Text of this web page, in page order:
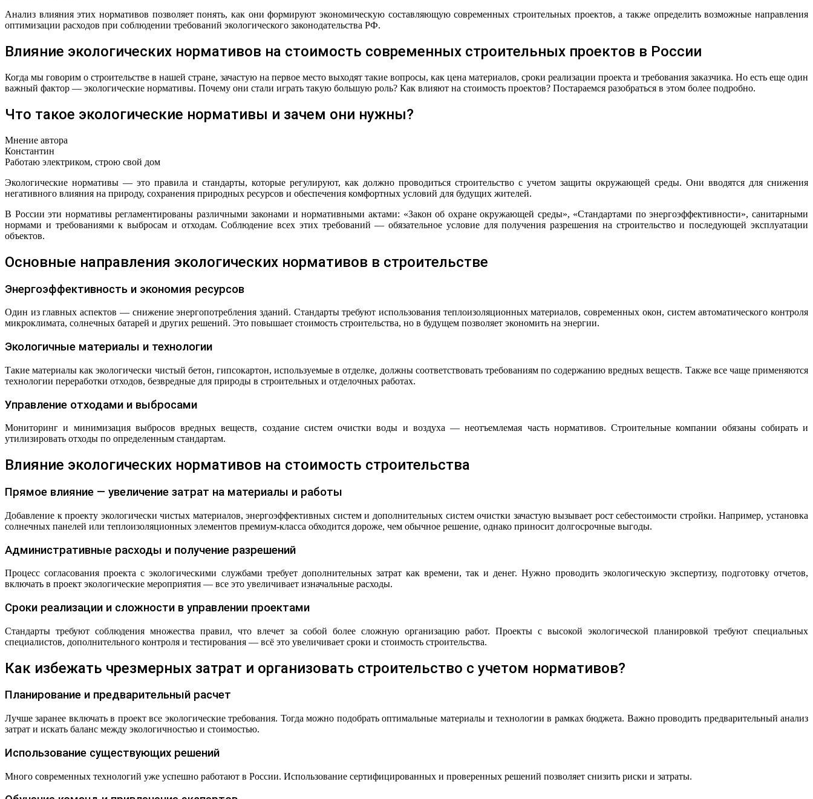
Анализ влияния этих нормативов позволяет понять, как они формируют экономическую составляющую современных строительных проектов, а также определить возможные направления
оптимизации расходов при соблюдении требований экологического законодательства РФ.
Влияние экологических нормативов на стоимость современных строительных проектов в России
Когда мы говорим о строительстве в нашей стране, зачастую на первое место выходят такие вопросы, как цена материалов, сроки реализации проекта и требования заказчика. Но есть еще один
важный фактор — экологические нормативы. Почему они стали играть такую большую роль? Как влияют на стоимость проектов? Постараемся разобраться в этом более подробно.
Что такое экологические нормативы и зачем они нужны?
Мнение автора
Константин
Работаю электриком, строю свой дом
Экологические нормативы — это правила и стандарты, которые регулируют, как должно проводиться строительство с учетом защиты окружающей среды. Они вводятся для снижения
негативного влияния на природу, сохранения природных ресурсов и обеспечения комфортных условий для будущих жителей.
В России эти нормативы регламентированы различными законами и нормативными актами: «Закон об охране окружающей среды», «Стандартами по энергоэффективности», санитарными
нормами и требованиями к выбросам и отходам. Соблюдение всех этих требований — обязательное условие для получения разрешения на строительство и последующей эксплуатации
объектов.
Основные направления экологических нормативов в строительстве
Энергоэффективность и экономия ресурсов
Один из главных аспектов — снижение энергопотребления зданий. Стандарты требуют использования теплоизоляционных материалов, современных окон, систем автоматического контроля
микроклимата, солнечных батарей и других решений. Это повышает стоимость строительства, но в будущем позволяет экономить на энергии.
Экологичные материалы и технологии
Такие материалы как экологически чистый бетон, гипсокартон, используемые в отделке, должны соответствовать требованиям по содержанию вредных веществ. Также все чаще применяются
технологии переработки отходов, безвредные для природы в строительных и отделочных работах.
Управление отходами и выбросами
Мониторинг и минимизация выбросов вредных веществ, создание систем очистки воды и воздуха — неотъемлемая часть нормативов. Строительные компании обязаны собирать и
утилизировать отходы по определенным стандартам.
Влияние экологических нормативов на стоимость строительства
Прямое влияние — увеличение затрат на материалы и работы
Добавление к проекту экологически чистых материалов, энергоэффективных систем и дополнительных систем очистки зачастую вызывает рост себестоимости стройки. Например, установка
солнечных панелей или теплоизоляционных элементов премиум-класса обходится дороже, чем обычное решение, однако приносит долгосрочные выгоды.
Административные расходы и получение разрешений
Процесс согласования проекта с экологическими службами требует дополнительных затрат как времени, так и денег. Нужно проводить экологическую экспертизу, подготовку отчетов,
включать в проект экологические мероприятия — все это увеличивает изначальные расходы.
Сроки реализации и сложности в управлении проектами
Стандарты требуют соблюдения множества правил, что влечет за собой более сложную организацию работ. Проекты с высокой экологической планировкой требуют специальных
специалистов, дополнительного контроля и тестирования — всё это увеличивает сроки и стоимость строительства.
Как избежать чрезмерных затрат и организовать строительство с учетом нормативов?
Планирование и предварительный расчет
Лучше заранее включать в проект все экологические требования. Тогда можно подобрать оптимальные материалы и технологии в рамках бюджета. Важно проводить предварительный анализ
затрат и искать баланс между экологичностью и стоимостью.
Использование существующих решений
Много современных технологий уже успешно работают в России. Использование сертифицированных и проверенных решений позволяет снизить риски и затраты.